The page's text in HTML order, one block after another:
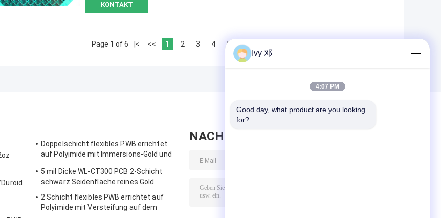
KONTAKT
Page 1 of 6 |< << 1 2 3 4 5 6
Doppelschicht flexibles PWB errichtet
auf Polyimide mit Immersions-Gold und
5 mil Dicke WL-CT300 PCB 2-Schicht
schwarz Seidenfläche reines Gold
2 Schicht flexibles PWB errichtet auf
Polyimide mit Versteifung auf dem
NACHRICHT HINTERLASSEN
Ivy 邓
4:07 PM
Good day, what product are you looking
for?